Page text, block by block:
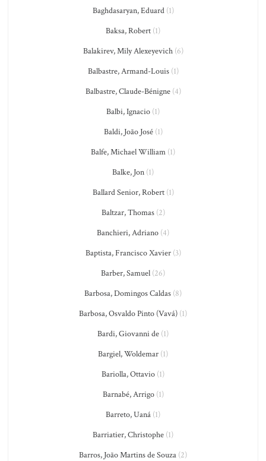
Baghdasaryan, Eduard(1)
Baksa, Robert (1)
Balakirev, Mily Alexeyevich(6)
Balbastre, Armand-Louis(1)
Balbastre, Claude-Bénigne(4)
Balbi, Ignacio (1)
Baldi, João José(1)
Balfe, Michael William (1)
Balke, Jon (1)
Ballard Senior, Robert(1)
Baltzar, Thomas(2)
Banchieri, Adriano (4)
Baptista, Francisco Xavier(3)
Barber, Samuel (26)
Barbosa, Domingos Caldas (8)
Barbosa, Osvaldo Pinto (Vavá) (1)
Bardi, Giovanni de (1)
Bargiel, Woldemar (1)
Bariolla, Ottavio (1)
Barnabé, Arrigo(1)
Barreto, Uaná (1)
Barriatier, Christophe (1)
Barros, João Martins de Souza (2)